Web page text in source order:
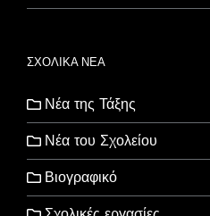
ΣΧΟΛΙΚΑ ΝΕΑ
Νέα της Τάξης
Νέα του Σχολείου
Βιογραφικό